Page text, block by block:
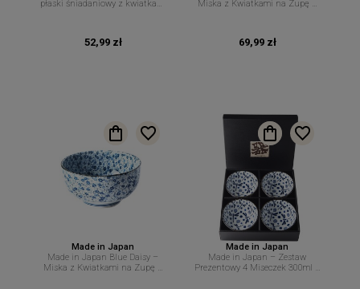
płaski śniadaniowy z kwiatkami
52,99 zł
Miska z Kwiatkami na Zupę –
69,99 zł
Made in Japan
Made in Japan Blue Daisy –
Miska z Kwiatkami na Zupę –
Made in Japan
Made in Japan – Zestaw
Prezentowy 4 Miseczek 300ml –